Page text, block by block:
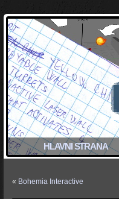
HLAVNI STRANA
« Bohemia Interactive